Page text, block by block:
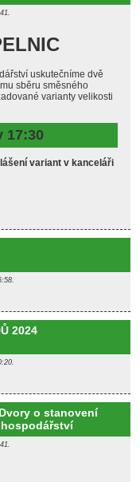
uskutečníme dvě
sběru směsného
varianty velikosti
17:30
variant v kanceláři
2024
ODPADŮ 2024
o stanovení